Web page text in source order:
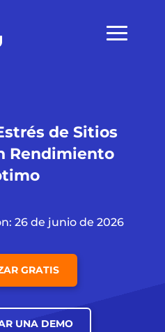
de Sitios
Rendimiento
26 de junio de 2026
GRATIS
UNA DEMO